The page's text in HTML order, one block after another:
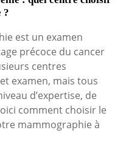
?
est un examen
précoce du cancer
centres
examen, mais tous
d’expertise, de
comment choisir le
mammographie à